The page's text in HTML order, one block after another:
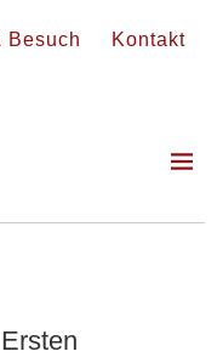
Besuch Kontakt